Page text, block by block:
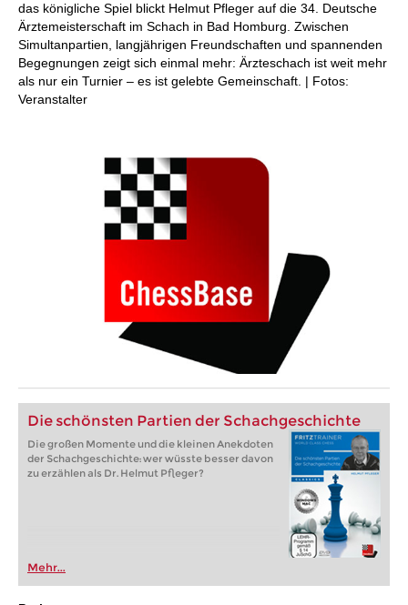
das königliche Spiel blickt Helmut Pfleger auf die 34. Deutsche
Ärztemeisterschaft im Schach in Bad Homburg. Zwischen
Simultanpartien, langjährigen Freundschaften und spannenden
Begegnungen zeigt sich einmal mehr: Ärzteschach ist weit mehr
als nur ein Turnier – es ist gelebte Gemeinschaft. | Fotos:
Veranstalter
Die schönsten Partien der Schachgeschichte
Die großen Momente und die kleinen Anekdoten
der Schachgeschichte: wer wüsste besser davon
zu erzählen als Dr. Helmut Pfleger?
Mehr...